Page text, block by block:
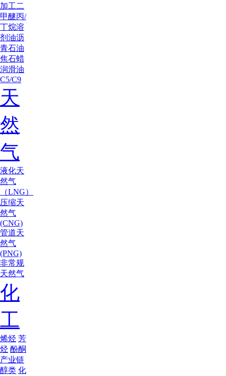
加工二
甲醚丙/
丁烷溶
剂油沥
青石油
焦石蜡
润滑油
C5/C9
天
然
气
液化天
然气
（LNG）
压缩天
然气
(CNG)
管道天
然气
(PNG)
非常规
天然气
化
工
烯烃 芳
烃 酚酮
产业链
醇类 化